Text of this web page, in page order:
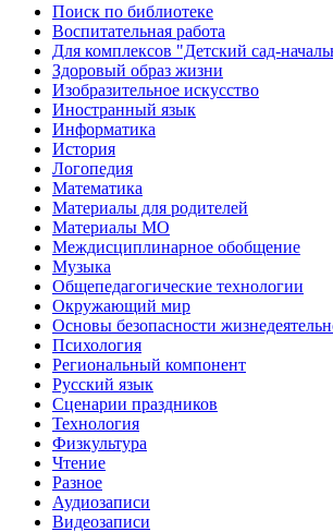
Поиск по библиотеке
Воспитательная работа
Для комплексов "Детский сад-
Здоровый образ жизни
Изобразительное искусство
Иностранный язык
Информатика
История
Логопедия
Математика
Материалы для родителей
Материалы МО
Междисциплинарное обобщение
Музыка
Общепедагогические технологии
Окружающий мир
Основы безопасности
Психология
Региональный компонент
Русский язык
Сценарии праздников
Технология
Физкультура
Чтение
Разное
Аудиозаписи
Видеозаписи